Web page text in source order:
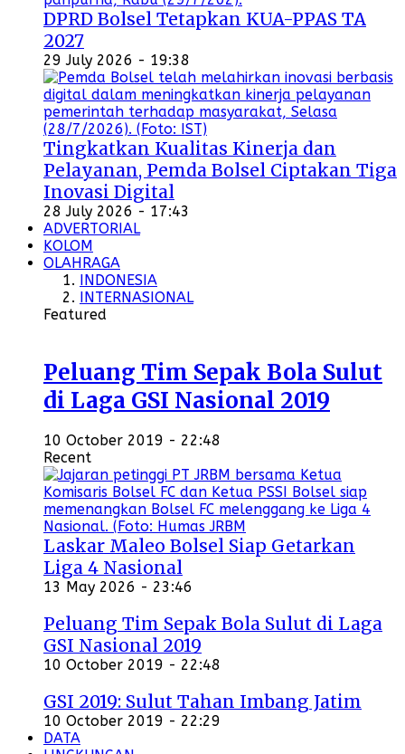
DPRD Bolsel Tetapkan KUA-PPAS TA
2027
29 July 2026 - 19:38
Tingkatkan Kualitas Kinerja dan
Pelayanan, Pemda Bolsel Ciptakan Tiga
Inovasi Digital
28 July 2026 - 17:43
ADVERTORIAL
KOLOM
OLAHRAGA
INDONESIA
INTERNASIONAL
Featured
Peluang Tim Sepak Bola Sulut
di Laga GSI Nasional 2019
10 October 2019 - 22:48
Recent
Laskar Maleo Bolsel Siap Getarkan
Liga 4 Nasional
13 May 2026 - 23:46
Peluang Tim Sepak Bola Sulut di Laga
GSI Nasional 2019
10 October 2019 - 22:48
GSI 2019: Sulut Tahan Imbang Jatim
10 October 2019 - 22:29
DATA